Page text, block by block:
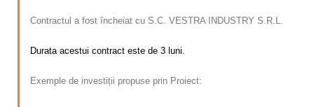
Contractul a fost încheiat cu S.C. VESTRA INDUSTRY S.R.L.
Durata acestui contract este de 3 luni.
Exemple de investiții propuse prin Proiect: